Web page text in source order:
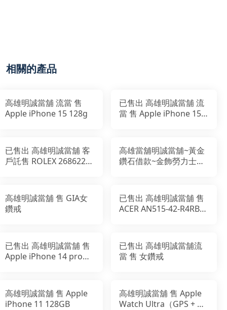
相關的產品
高雄明誠當舖 流當 售
Apple iPhone 15 128g
已售出 高雄明誠當舖 流
當 售 Apple iPhone 15
已售出 高雄明誠當舖 客
戶託售 ROLEX 268622
高雄當舖明誠當舖~黃金
鑽石借款~金飾勞力士典
高雄明誠當舖 售 GIA女
鑽戒
已售出 高雄明誠當舖 售
ACER AN515-42-R4RB
已售出 高雄明誠當舖 售
Apple iPhone 14 pro
已售出 高雄明誠當舖流
當 售 女鑽戒
高雄明誠當舖 售 Apple
iPhone 11 128GB
高雄明誠當舖 售 Apple
Watch Ultra（GPS + 行